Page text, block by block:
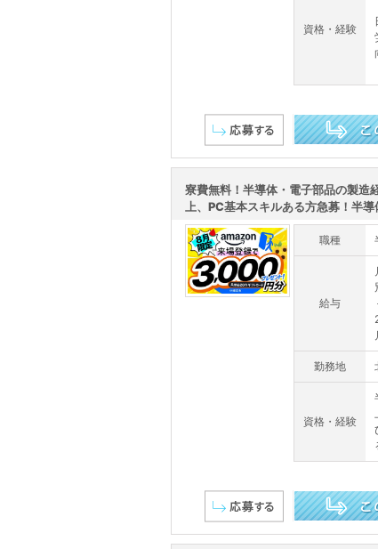
資格・経験
寮費無料！半導体・電子部品の製造
上、PC基本スキルある方急募！半
職種
給与
勤務地
資格・経験